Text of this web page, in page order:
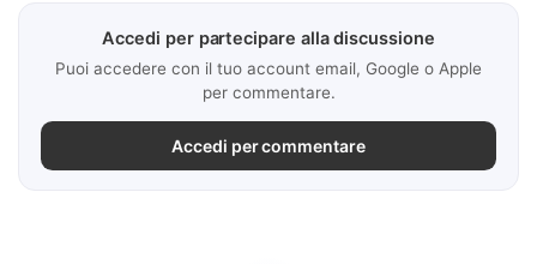
Accedi per partecipare alla discussione
Puoi accedere con il tuo account email, Google o Apple
per commentare.
Accedi per commentare